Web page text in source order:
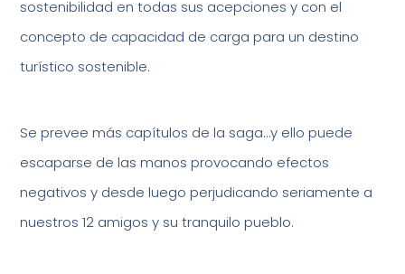
sostenibilidad en todas sus acepciones y con el
concepto de capacidad de carga para un destino
turístico sostenible.
Se prevee más capítulos de la saga…y ello puede
escaparse de las manos provocando efectos
negativos y desde luego perjudicando seriamente a
nuestros 12 amigos y su tranquilo pueblo.